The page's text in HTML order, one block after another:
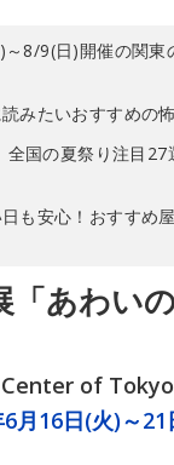
8/9(日)開催の関東
読みたいおすすめの
全国の夏祭り注目
も安心！おすすめ
あわい
of Tokyo
月16日(火)～21